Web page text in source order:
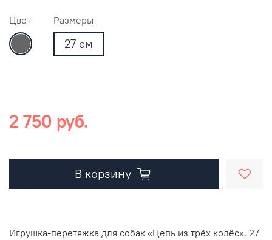
Цвет Размеры
27 см
2 750 руб.
В корзину
Игрушка-перетяжка для собак «Цепь из трёх колёс», 27